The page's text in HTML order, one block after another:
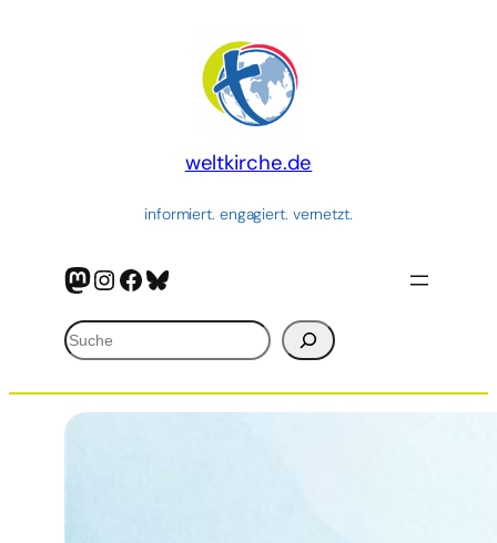
weltkirche.de
informiert. engagiert. vernetzt.
Mastodon
Instagram
Facebook
Bluesky
Suchen